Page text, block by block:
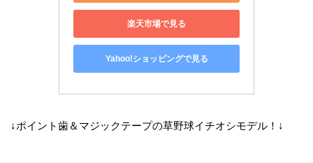
楽天市場で見る
Yahoo!ショッピングで見る
↓ポイント歯＆マジックテープの草野球イチオシモデル！↓